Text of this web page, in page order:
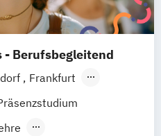
- Berufsbegleitend
Frankfurt
Wiesbaden